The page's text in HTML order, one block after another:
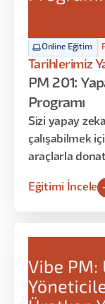
Online Eğitim
Tarihlerimiz
PM 201:
Programı
Sizi yapay
çalışabilmek
araçlarla
Yapay Zeka
Eğitimi İncele